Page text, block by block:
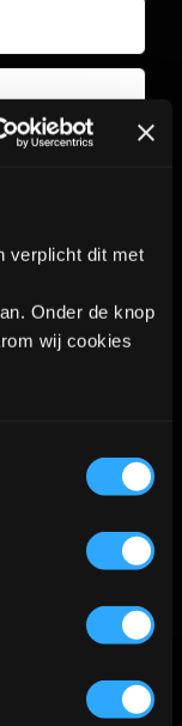
verplicht dit met
Onder de knop
wij cookies
en
volgende